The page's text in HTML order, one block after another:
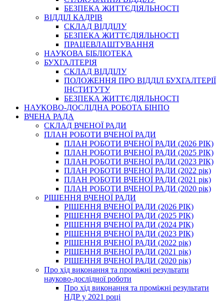
БЕЗПЕКА ЖИТТЄДІЯЛЬНОСТІ
ВІДДІЛ КАДРІВ
СКЛАД ВІДДІЛУ
БЕЗПЕКА ЖИТТЄДІЯЛЬНОСТІ
ПРАЦЕВЛАШТУВАННЯ
НАУКОВА БІБЛІОТЕКА
БУХГАЛТЕРІЯ
СКЛАД ВІДДІЛУ
ПОЛОЖЕННЯ ПРО ВІДДІЛ БУХГАЛТЕРІЇ
ІНСТИТУТУ
БЕЗПЕКА ЖИТТЄДІЯЛЬНОСТІ
НАУКОВО-ДОСЛІДНА РОБОТА БІНПО
ВЧЕНА РАДА
СКЛАД ВЧЕНОЇ РАДИ
ПЛАН РОБОТИ ВЧЕНОЇ РАДИ
ПЛАН РОБОТИ ВЧЕНОЇ РАДИ (2026 РІК)
ПЛАН РОБОТИ ВЧЕНОЇ РАДИ (2025 РІК)
ПЛАН РОБОТИ ВЧЕНОЇ РАДИ (2023 РІК)
ПЛАН РОБОТИ ВЧЕНОЇ РАДИ (2022 рік)
ПЛАН РОБОТИ ВЧЕНОЇ РАДИ (2021 рік)
ПЛАН РОБОТИ ВЧЕНОЇ РАДИ (2020 рік)
РІШЕННЯ ВЧЕНОЇ РАДИ
РІШЕННЯ ВЧЕНОЇ РАДИ (2026 РІК)
РІШЕННЯ ВЧЕНОЇ РАДИ (2025 РІК)
РІШЕННЯ ВЧЕНОЇ РАДИ (2024 РІК)
РІШЕННЯ ВЧЕНОЇ РАДИ (2023 РІК)
РІШЕННЯ ВЧЕНОЇ РАДИ (2022 рік)
РІШЕННЯ ВЧЕНОЇ РАДИ (2021 рік)
РІШЕННЯ ВЧЕНОЇ РАДИ (2020 рік)
Про хід виконання та проміжні результати
науково-дослідної роботи
Про хід виконання та проміжні результати
НДР у 2021 році